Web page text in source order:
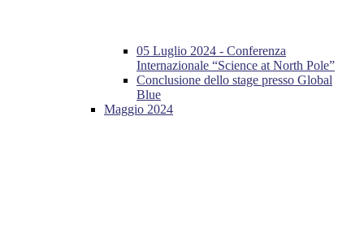
05 Luglio 2024 - Conferenza
Internazionale “Science at North Pole”
Conclusione dello stage presso Global
Blue
Maggio 2024